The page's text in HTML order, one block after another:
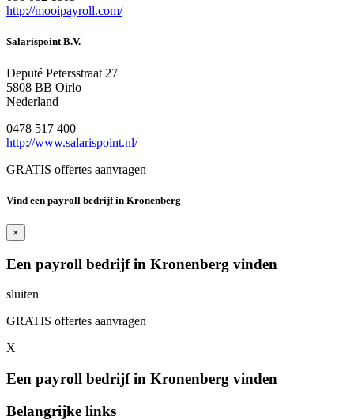
http://mooipayroll.com/
Salarispoint B.V.
Deputé Petersstraat 27
5808 BB Oirlo
Nederland
0478 517 400
http://www.salarispoint.nl/
GRATIS offertes aanvragen
Vind een payroll bedrijf in Kronenberg
×
Een payroll bedrijf in Kronenberg vinden
sluiten
GRATIS offertes aanvragen
X
Een payroll bedrijf in Kronenberg vinden
Belangrijke links